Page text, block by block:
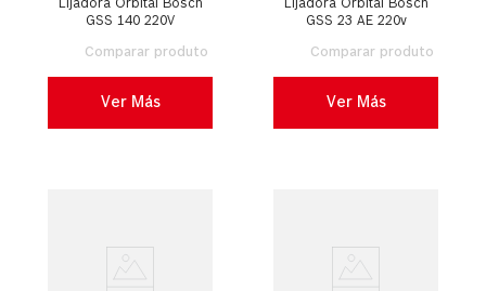
Lijadora Orbital Bosch
GSS 140 220V
Ver Más
Lijadora Orbital Bosch
GSS 23 AE 220v
Ver Más